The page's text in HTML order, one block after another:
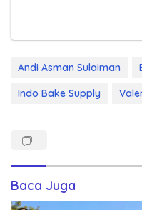
Andi Asman Sulaiman
Indo Bake Supply
Baca Juga